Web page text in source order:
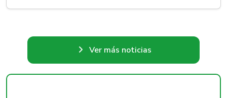
Ver más noticias